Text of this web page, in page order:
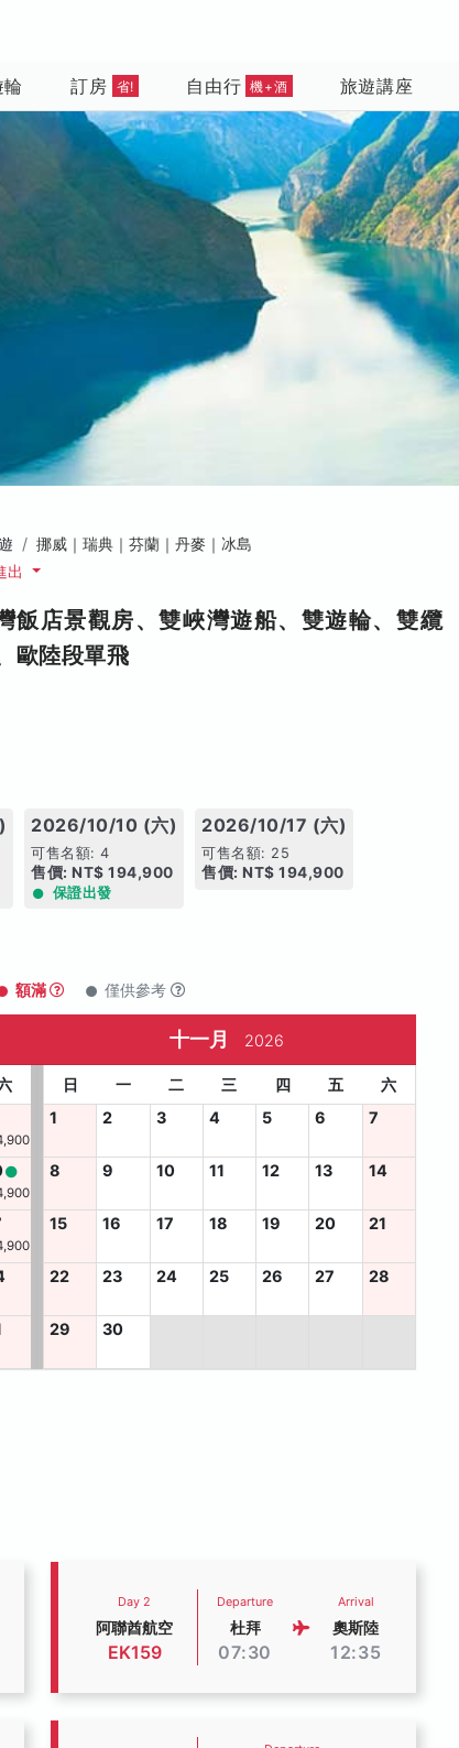
訂房 省! 自由行 機+酒 旅遊講座
挪威｜瑞典｜芬蘭｜丹麥｜冰島
出
飯店景觀房、雙峽灣遊船、雙遊輪、雙纜
歐陸段單飛
2026/10/10 (六)
可售名額: 4
售價: NT$ 194,900
保證出發
2026/10/17 (六)
可售名額: 25
售價: NT$ 194,900
額滿 僅供參考
十一月 2026
日 一 二 三 四 五
六
1
2 3 4 5 6 7
8 9 10 11 12 13 14
15 16 17 18 19 20 21
22 23 24 25 26 27 28
29 30
Day 2
阿聯酋航空
EK159
Departure
杜拜
07:30
Arrival
奧斯陸
12:35